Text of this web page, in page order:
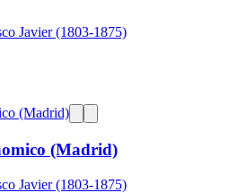
Javier (1803-1875)
(Madrid)
Javier (1803-1875)